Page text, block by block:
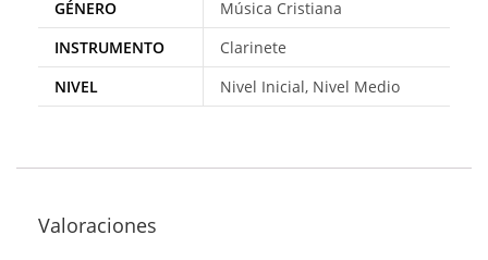
GÉNERO
Música Cristiana
INSTRUMENTO
Clarinete
NIVEL
Nivel Inicial, Nivel Medio
Valoraciones